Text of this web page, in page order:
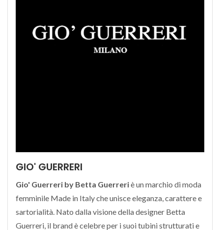
GIO' GUERRERI
Gio' Guerreri by Betta Guerreriè un marchio di moda
femminile Made in Italy che unisce eleganza, carattere e
sartorialità. Nato dalla visione della designer Betta
Guerreri, il brand è celebre per i suoi tubini strutturati e